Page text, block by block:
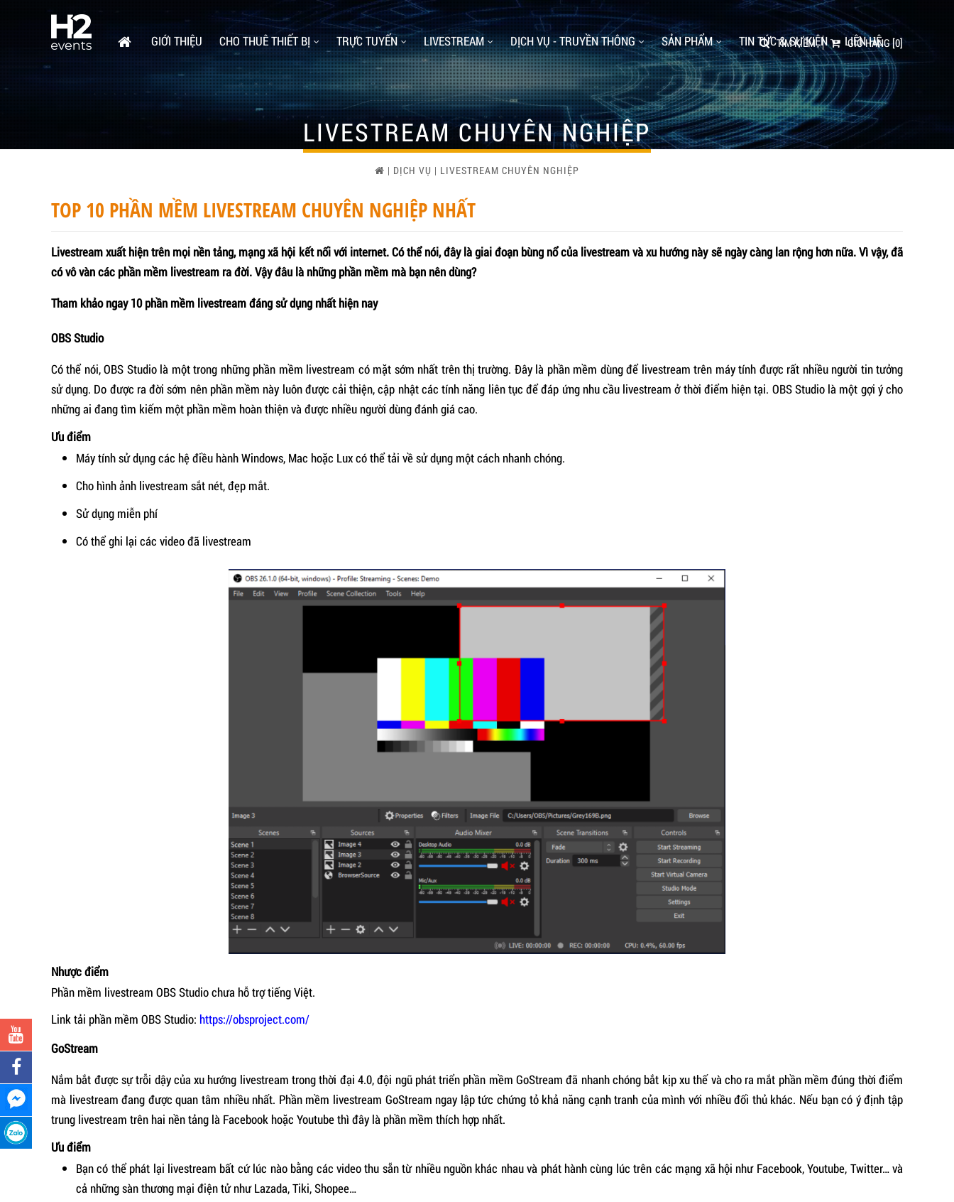
GIỚI THIỆU CHO THUÊ THIẾT BỊ TRỰC TUYẾN LIVESTREAM DỊCH VỤ - TRUYỀN THÔNG SẢN PHẨM TIN TỨC & SỰ KIỆN LIÊN HỆ
GIỎ HÀNG[0]
TÌM KIẾM
LIVESTREAM CHUYÊN NGHIỆP
| DỊCH VỤ | LIVESTREAM CHUYÊN NGHIỆP
TOP 10 PHẦN MỀM LIVESTREAM CHUYÊN NGHIỆP NHẤT
Livestream xuất hiện trên mọi nền tảng, mạng xã hội kết nối với internet. Có thể nói, đây là giai đoạn bùng nổ của livestream và xu hướng này sẽ ngày càng lan rộng hơn nữa. Vì vậy, đã
có vô vàn các phần mềm livestream ra đời. Vậy đâu là những phần mềm mà bạn nên dùng?
Tham khảo ngay 10 phần mềm livestream đáng sử dụng nhất hiện nay
OBS Studio
Có thể nói, OBS Studio là một trong những phần mềm livestream có mặt sớm nhất trên thị trường. Đây là phần mềm dùng để livestream trên máy tính được rất nhiều người tin tưởng
sử dụng. Do được ra đời sớm nên phần mềm này luôn được cải thiện, cập nhật các tính năng liên tục để đáp ứng nhu cầu livestream ở thời điểm hiện tại. OBS Studio là một gợi ý cho
những ai đang tìm kiếm một phần mềm hoàn thiện và được nhiều người dùng đánh giá cao.
Ưu điểm
Máy tính sử dụng các hệ điều hành Windows, Mac hoặc Lux có thể tải về sử dụng một cách nhanh chóng.
Cho hình ảnh livestream sắt nét, đẹp mắt.
Sử dụng miễn phí
Có thể ghi lại các video đã livestream
Nhược điểm
Phần mềm livestream OBS Studio chưa hỗ trợ tiếng Việt.
Link tải phần mềm OBS Studio: https://obsproject.com/
GoStream
Nắm bắt được sự trỗi dậy của xu hướng livestream trong thời đại 4.0, đội ngũ phát triển phần mềm GoStream đã nhanh chóng bắt kịp xu thế và cho ra mắt phần mềm đúng thời điểm
mà livestream đang được quan tâm nhiều nhất. Phần mềm livestream GoStream ngay lập tức chứng tỏ khả năng cạnh tranh của mình với nhiều đối thủ khác. Nếu bạn có ý định tập
trung livestream trên hai nền tảng là Facebook hoặc Youtube thì đây là phần mềm thích hợp nhất.
Ưu điểm
Bạn có thể phát lại livestream bất cứ lúc nào bằng các video thu sẵn từ nhiều nguồn khác nhau và phát hành cùng lúc trên các mạng xã hội như Facebook, Youtube, Twitter… và
cả những sàn thương mại điện tử như Lazada, Tiki, Shopee…